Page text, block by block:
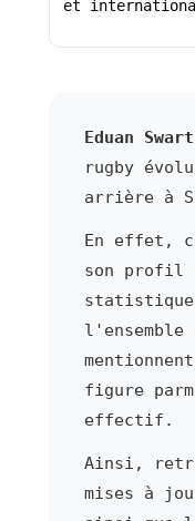
et
Eduan Swart
rugby
arrière à
En effet,
son profil
figure
effectif.
Ainsi,
mises à